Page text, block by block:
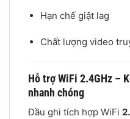
Hạn chế giật lag
Chất lượng video
Hỗ trợ WiFi 2.4GHz –
nhanh chóng
Đầu ghi tích hợp WiFi